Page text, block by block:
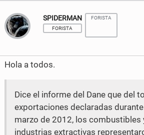
h
a
r
e
F
h
a
r
e
n
T
SPIDERMAN
FORISTA
FORISTA
Hola a todos.
Dice el informe del Dane que del
exportaciones declaradas
marzo de 2012, los
industrias extractivas